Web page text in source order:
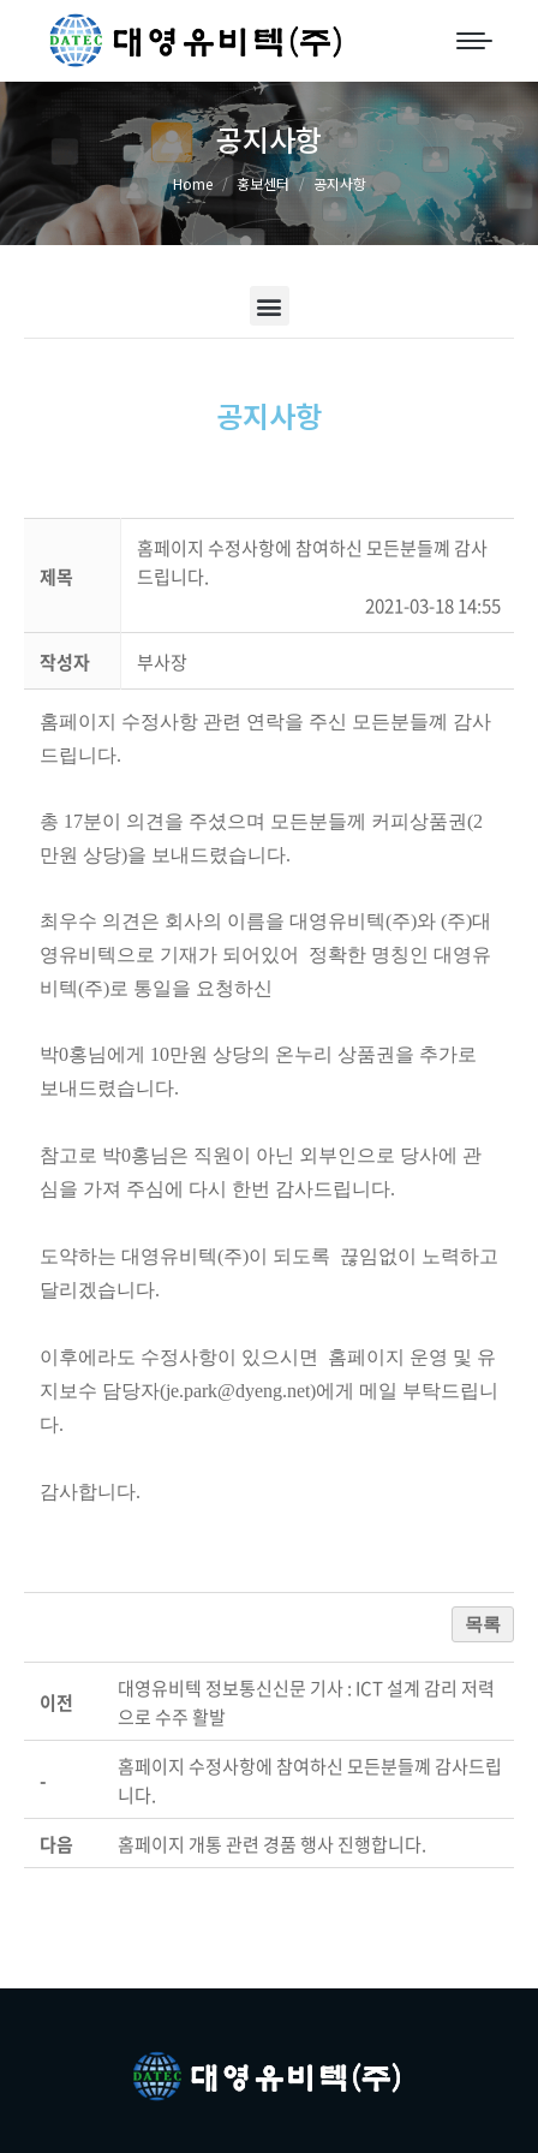
공지사항
You are here:
Home 홍보센터 공지사항
공지사항
제목
홈페이지 수정사항에 참여하신 모든분들꼐 감사
드립니다.
2021-03-18 14:55
작성자 부사장
홈페이지 수정사항 관련 연락을 주신 모든분들꼐 감사
드립니다.
총 17분이 의견을 주셨으며 모든분들께 커피상품권(2
만원 상당)을 보내드렸습니다.
최우수 의견은 회사의 이름을 대영유비텍(주)와 (주)대
영유비텍으로 기재가 되어있어 정확한 명칭인 대영유
비텍(주)로 통일을 요청하신
박0홍님에게 10만원 상당의 온누리 상품권을 추가로
보내드렸습니다.
참고로 박0홍님은 직원이 아닌 외부인으로 당사에 관
심을 가져 주심에 다시 한번 감사드립니다.
도약하는 대영유비텍(주)이 되도록 끊임없이 노력하고
달리겠습니다.
이후에라도 수정사항이 있으시면 홈페이지 운영 및 유
지보수 담당자(je.park@dyeng.net)에게 메일 부탁드립니
다.
감사합니다.
목록
이전
대영유비텍 정보통신신문 기사 : ICT 설계 감리 저력
으로 수주 활발
-
홈페이지 수정사항에 참여하신 모든분들꼐 감사드립
니다.
다음
홈페이지 개통 관련 경품 행사 진행합니다.